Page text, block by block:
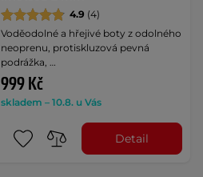
4.9 (4)
Voděodolné a hřejivé boty z odolného
neoprenu, protiskluzová pevná
podrážka, …
999 Kč
skladem – 10.8. u Vás
Detail